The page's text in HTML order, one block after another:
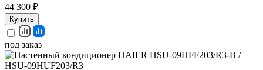
44 300 ₽
Купить
под заказ